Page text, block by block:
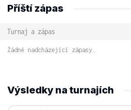
Příští zápas
Turnaj a zápas
Žádné nadcházející zápasy.
Výsledky na turnajích